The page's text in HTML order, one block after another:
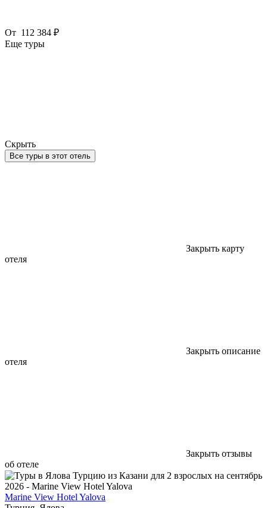
От 112 384 ₽
Еще туры
Скрыть
Все туры в этот отель
Закрыть карту
отеля
Закрыть описание
отеля
Закрыть отзывы
об отеле
Marine View Hotel Yalova